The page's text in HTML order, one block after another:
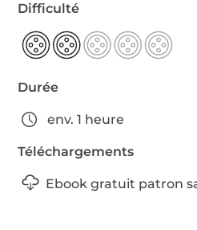
Difficulté
Durée
env. 1 heure
Téléchargements
Ebook gratuit patron